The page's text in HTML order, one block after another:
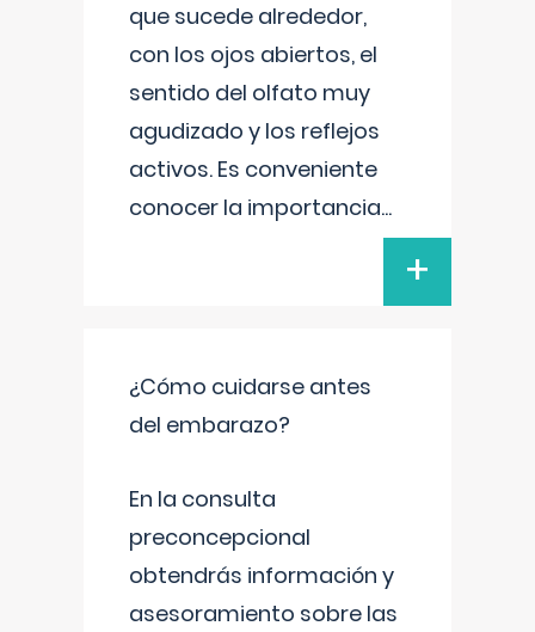
que sucede alrededor,
con los ojos abiertos, el
sentido del olfato muy
agudizado y los reflejos
activos. Es conveniente
conocer la importancia...
+
¿Cómo cuidarse antes
del embarazo?
En la consulta
preconcepcional
obtendrás información y
asesoramiento sobre las